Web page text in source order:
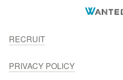
RECRUIT
PRIVACY POLICY